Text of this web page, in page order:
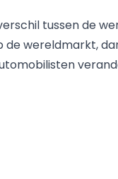
tussen de
de wereldmarkt,